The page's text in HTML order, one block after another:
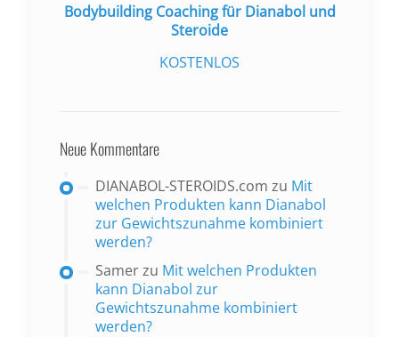
Bodybuilding Coaching für Dianabol und
Steroide
KOSTENLOS
Neue Kommentare
DIANABOL-STEROIDS.com zu Mit
welchen Produkten kann Dianabol
zur Gewichtszunahme kombiniert
werden?
Samerzu Mit welchen Produkten
kann Dianabol zur
Gewichtszunahme kombiniert
werden?